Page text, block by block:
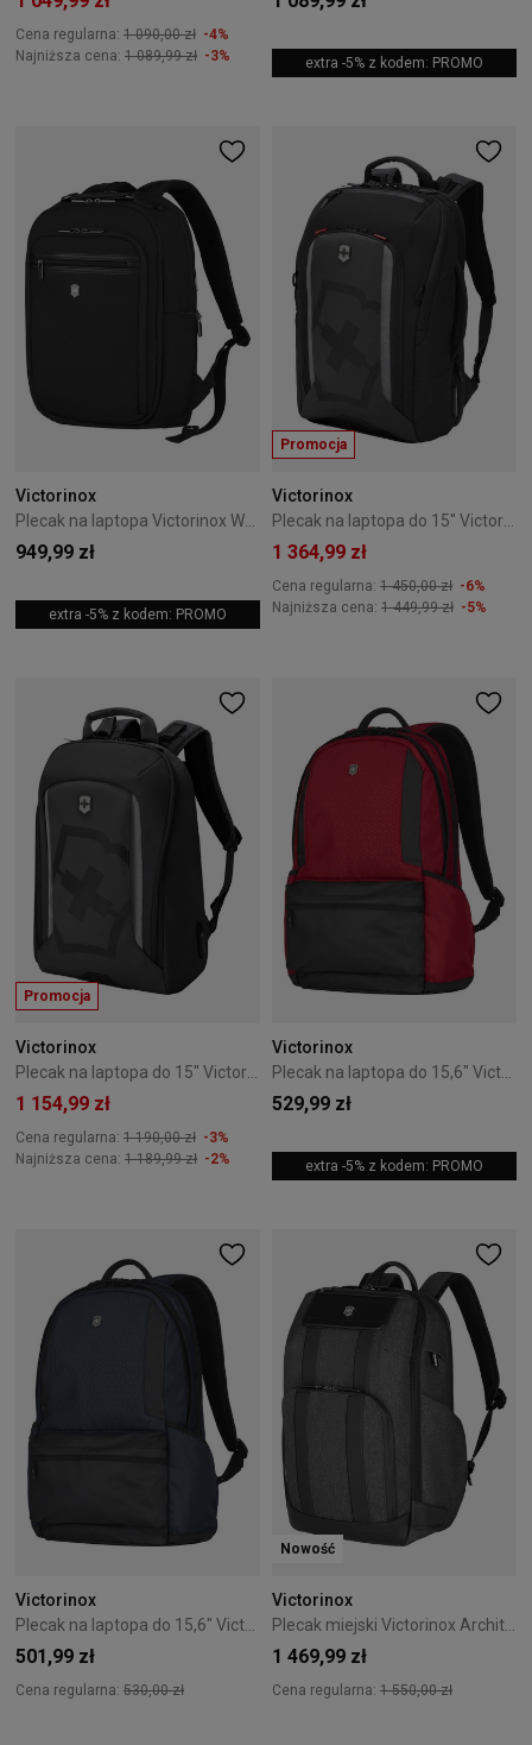
Cena regularna: 1 090,00 zł -4%
Najniższa cena: 1 089,99 zł -3% extra -5% z kodem: PROMO
Victorinox
Plecak na laptopa Victorinox Werks Pro Cordura Black
949,99 zł
extra -5% z kodem: PROMO
Promocja
Victorinox
Plecak na laptopa do 15" Victorinox Touring 2.0 czarny
1 364,99 zł
Cena regularna: 1 450,00 zł -6%
Najniższa cena: 1 449,99 zł -5%
Promocja
Victorinox
Plecak na laptopa do 15" Victorinox Touring 2.0 City Daypack czarny
1 154,99 zł
Cena regularna: 1 190,00 zł -3%
Najniższa cena: 1 189,99 zł -2%
Victorinox
Plecak na laptopa do 15,6" Victorinox Altmont Original czerwony
529,99 zł
extra -5% z kodem: PROMO
Victorinox
501,99 zł
Cena regularna: 530,00 zł
Nowość
Victorinox
1 469,99 zł
Cena regularna: 1 550,00 zł